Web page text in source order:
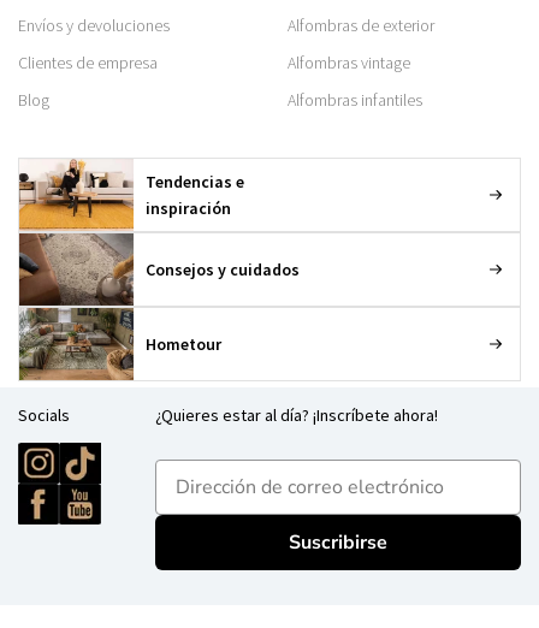
Envíos y devoluciones
Clientes de empresa
Blog
Alfombras de exterior
Alfombras vintage
Alfombras infantiles
Tendencias e
inspiración
Consejos y cuidados
Hometour
Socials ¿Quieres estar al día? ¡Inscríbete ahora!
E-mailadres
Suscribirse